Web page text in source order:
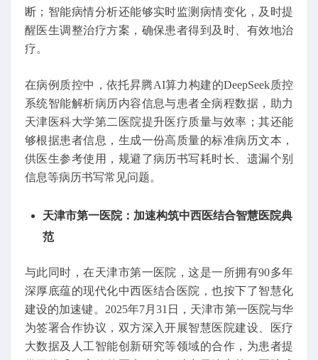
断；智能病情分析还能够实时监测病情变化，及时提
醒医生调整治疗方案，确保患者得到及时、有效地治
疗。
在病例质控中，依托昇腾AI算力构建的DeepSeek质控
系统智能解析病历内容信息与患者全病程数据，助力
天津医科大学第二医院提升医疗质量与效率；其还能
够根据患者信息，生成一份高质量的标准病历文本，
供医生参考使用，规避了病历书写耗时长、遗漏个别
信息等病历书写常见问题。
天津市第一医院：加速构筑中西医结合智慧医院典
范
与此同时，在天津市第一医院，这是一所拥有90多年
深厚底蕴的现代化中西医结合医院，也按下了智慧化
建设的加速键。2025年7月31日，天津市第一医院与华
为签署合作协议，双方深入开展智慧医院建设、医疗
大数据及人工智能创新研究等领域的合作，为患者提